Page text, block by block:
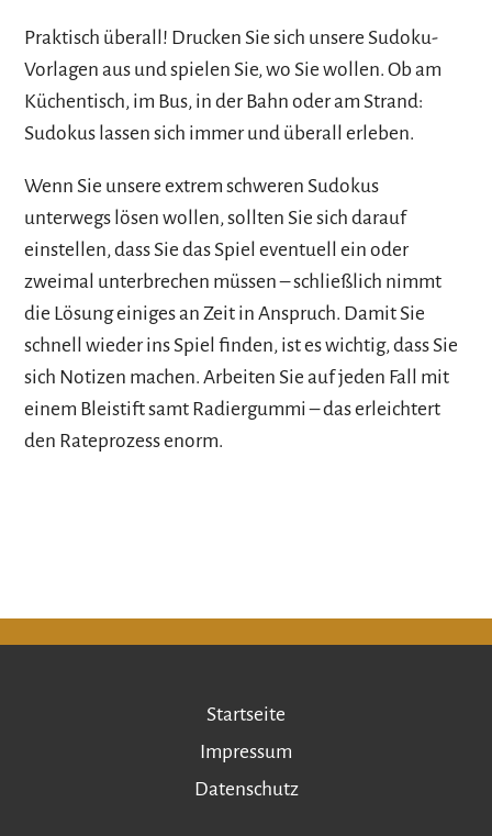
Praktisch überall! Drucken Sie sich unsere Sudoku-
Vorlagen aus und spielen Sie, wo Sie wollen. Ob am
Küchentisch, im Bus, in der Bahn oder am Strand:
Sudokus lassen sich immer und überall erleben.
Wenn Sie unsere extrem schweren Sudokus
unterwegs lösen wollen, sollten Sie sich darauf
einstellen, dass Sie das Spiel eventuell ein oder
zweimal unterbrechen müssen – schließlich nimmt
die Lösung einiges an Zeit in Anspruch. Damit Sie
schnell wieder ins Spiel finden, ist es wichtig, dass Sie
sich Notizen machen. Arbeiten Sie auf jeden Fall mit
einem Bleistift samt Radiergummi – das erleichtert
den Rateprozess enorm.
Startseite
Impressum
Datenschutz